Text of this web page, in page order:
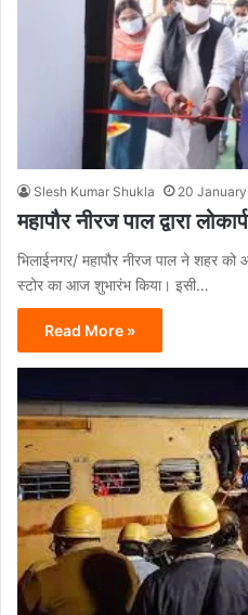
Slesh Kumar Shukla 20
महापौर नीरज पाल द्वारा
भिलाईनगर/ महापौर नीरज पाल ने शहर
स्टोर का आज शुभारंभ किया। इसी…
Read More »